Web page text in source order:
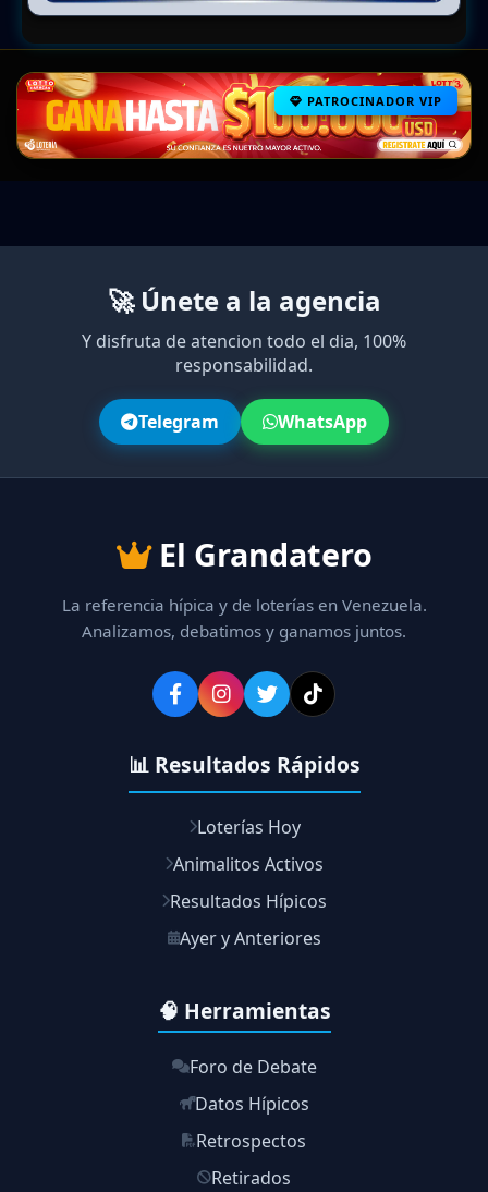
PATROCINADOR VIP
🚀 Únete a la agencia
Y disfruta de atencion todo el dia, 100%
responsabilidad.
Telegram WhatsApp
El Grandatero
La referencia hípica y de loterías en Venezuela.
Analizamos, debatimos y ganamos juntos.
📊 Resultados Rápidos
Loterías Hoy
Animalitos Activos
Resultados Hípicos
Ayer y Anteriores
🧠 Herramientas
Foro de Debate
Datos Hípicos
Retrospectos
Retirados